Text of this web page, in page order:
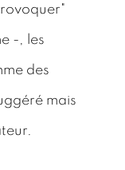
-, les
des
mais